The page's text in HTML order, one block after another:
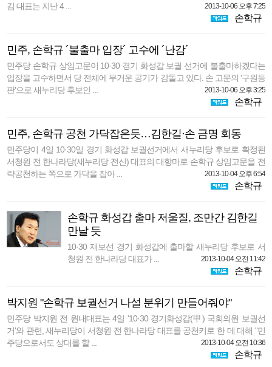
김 대표는 지난 4 ... 2013-10-06 오후 7:25
손학규
민주, 손학규 ´불출마 입장´ 고수에 ´난감´
민주당 손학규 상임고문이 10·30 경기 화성갑 보궐 선거에 불출마하겠다는
입장을 고수하면서 당 전체에 무거운 공기가 감돌고 있다. 손 고문의 '구원등
판'으로 새누리당 후보인 ...
2013-10-06 오후 3:25
손학규
민주, 손학규 공천 가닥잡은듯…김한길·손 금명 회동
민주당이 4일 10·30일 경기 화성갑 보궐선거에서 새누리당 후보로 확정된
서청원 전 한나라당(새누리당 전신) 대표의 대항마로 손학규 상임고문을 전
략공천하는 쪽으로 가닥을 잡아 ...
2013-10-04 오후 6:54
손학규
손학규 화성갑 출마 저울질, 조만간 김한길
만날 듯
10·30 재보선 경기 화성갑에 출마할 새누리당 후보로 서
청원 전 한나라당 대표가 ...
2013-10-04 오전 11:42
손학규
박지원 "손학규 보궐선거 나설 분위기 만들어줘야"
민주당 박지원 전 원내대표는 4일 '10·30 경기화성갑(甲) 국회의원 보궐선
거'와 관련, 새누리당이 서청원 전 한나라당 대표를 공천키로 한 데 대해 "민
주당으로서도 상대를 할 ...
2013-10-04 오전 10:36
손학규